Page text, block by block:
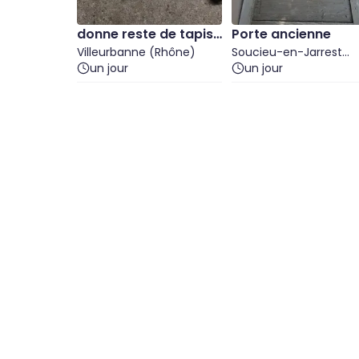
donne reste de tapiss
erie
Villeurbanne (Rhône)
un jour
Porte ancienne
Soucieu-en-Jarrest
(Rhône)
un jour